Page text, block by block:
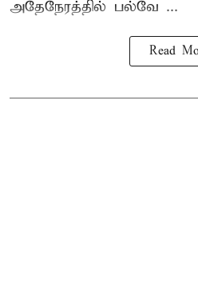
அதேநேரத்தில் பல்வே ...
Read